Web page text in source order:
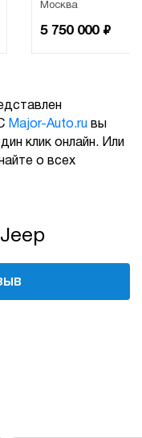
Москва
5 750 000 ₽
Major-Auto.ru вы
клик онлайн. Или
о всех